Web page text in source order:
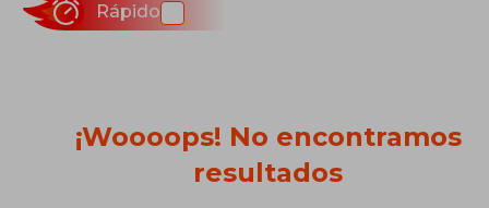
Rápido
¡Woooops! No encontramos
resultados